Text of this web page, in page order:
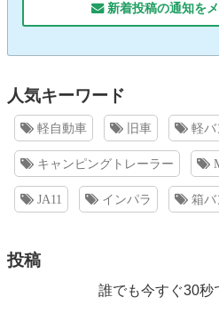
新着投稿の通知を
人気キーワード
軽自動車 旧車 軽バ
キャンピングトレーラー
JA11 インパラ 箱バ
投稿
誰でも今すぐ30秒